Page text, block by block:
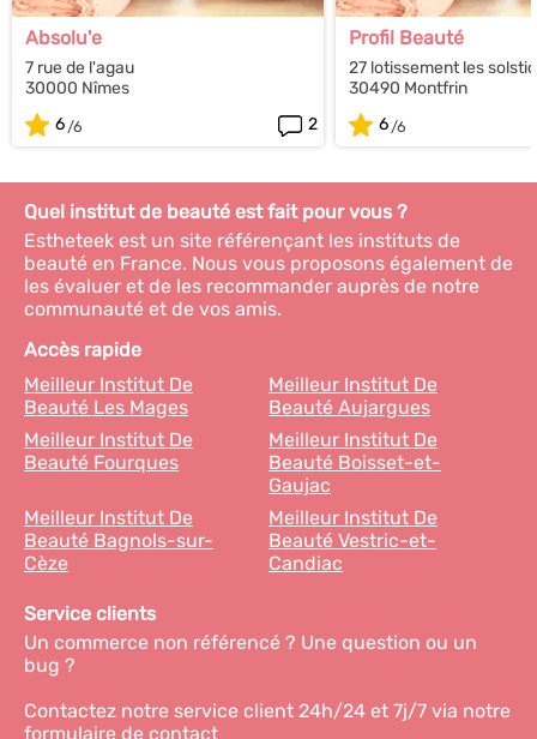
Absolu'e
7 rue de l'agau
30000 Nîmes
6
2
Profil Beauté
27 lotissement les
30490 Montfrin
6
Quel institut de beauté est fait pour vous ?
Estheteek est un site référençant les instituts de
beauté en France. Nous vous proposons également de
les évaluer et de les recommander auprès de notre
communauté et de vos amis.
Accès rapide
Meilleur Institut De
Beauté Les Mages
Meilleur Institut De
Beauté Aujargues
Meilleur Institut De
Beauté Fourques
Meilleur Institut De
Beauté Boisset-et-
Gaujac
Meilleur Institut De
Beauté Bagnols-sur-
Cèze
Meilleur Institut De
Beauté Vestric-et-
Candiac
Service clients
Un commerce non référencé ? Une question ou un
bug ?
Contactez notre service client 24h/24 et 7j/7 via notre
formulaire de contact